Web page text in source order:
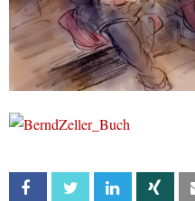
Facebook Twitter Linkedin Xing